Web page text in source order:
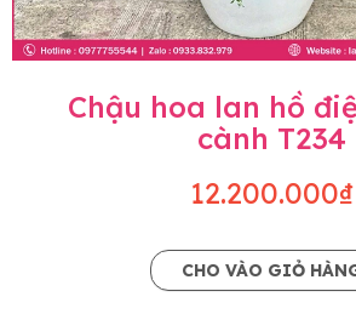
Chậu hoa lan hồ
cành T234
12.200.000₫
CHO VÀO GIỎ